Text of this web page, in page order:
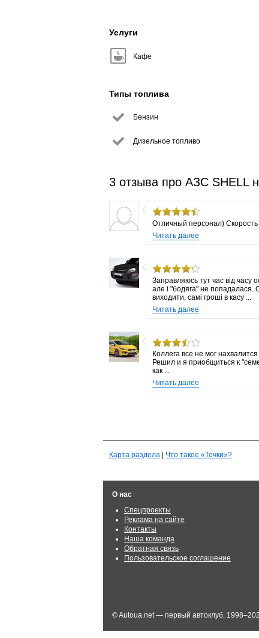
Услуги
Кафе
Типы топлива
Бензин
Дизельное топливо
3 отзыва про АЗС SHELL
Отличный персонал)
Читать далее
Заправляюсь тут час від часу
але і "бодяга" не попадалася.
виходити, самі гроші в касу ...
Читать далее
Коллега все не мог
Решил и я приобщиться к
как ...
Читать далее
Карта раздела Что такое «Точки»?
О нас
Спецпроекты
Реклама на сайте
Контакты
Наша команда
Обратная связь
Пользовательское соглашение
© Autoua.net — первый автоклуб,